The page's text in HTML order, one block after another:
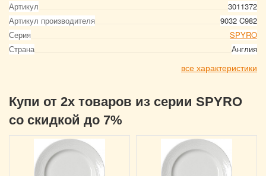
Артикул
3011372
Артикул производителя
9032 C982
Серия
SPYRO
Страна
Англия
все характеристики
Купи от 2х товаров из серии SPYRO
со скидкой до 7%